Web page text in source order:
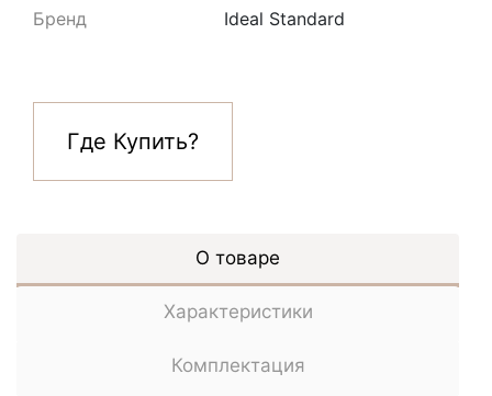
Бренд
Ideal Standard
Где Купить?
О товаре
Характеристики
Комплектация